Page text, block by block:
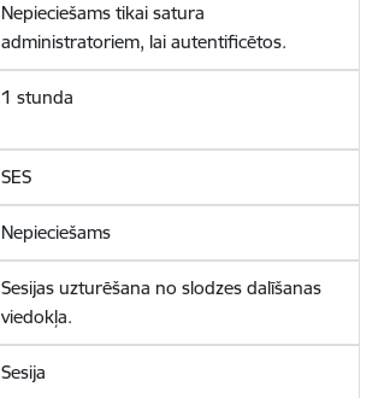
Nepieciešams tikai satura
administratoriem, lai autentificētos.
1 stunda
SES
Nepieciešams
Sesijas uzturēšana no slodzes dalīšanas
viedokļa.
Sesija